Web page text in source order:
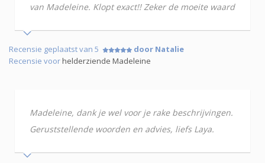
van Madeleine. Klopt exact!! Zeker de moeite waard
Recensie geplaatst van 5
door Natalie
Recensie voorhelderziende Madeleine
Madeleine, dank je wel voor je rake beschrijvingen.
Geruststellende woorden en advies, liefs Laya.